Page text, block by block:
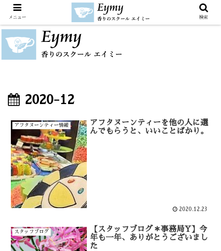
2020-12
アフタヌーンティー情報
アフタヌーンティーを他の人に選
んでもらうと、いいことばかり。
2020.12.23
スタッフブログ
【スタッフブログ＊事務局Y】今
年も一年、ありがとうございまし
た
メニュー 検索